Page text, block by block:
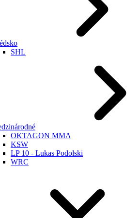
SHL
OKTAGON MMA
KSW
LP 10 - Lukas Podolski
WRC